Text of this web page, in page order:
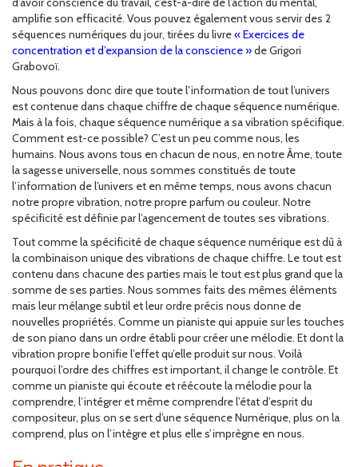
amplifie son efficacité. Vous pouvez également vous servir des 2
séquences numériques du jour, tirées du livre« Exercices de
concentration et d’expansion de la conscience »de Grigori
Grabovoï.
Nous pouvons donc dire que toute l’information de tout l’univers
est contenue dans chaque chiffre de chaque séquence numérique.
Mais à la fois, chaque séquence numérique a sa vibration spécifique.
Comment est-ce possible? C’est un peu comme nous, les
humains. Nous avons tous en chacun de nous, en notre Âme, toute
la sagesse universelle, nous sommes constitués de toute
l’information de l’univers et en même temps, nous avons chacun
notre propre vibration, notre propre parfum ou couleur. Notre
spécificité est définie par l’agencement de toutes ses vibrations.
Tout comme la spécificité de chaque séquence numérique est dû à
la combinaison unique des vibrations de chaque chiffre. Le tout est
contenu dans chacune des parties mais le tout est plus grand que la
somme de ses parties. Nous sommes faits des mêmes éléments
mais leur mélange subtil et leur ordre précis nous donne de
nouvelles propriétés. Comme un pianiste qui appuie sur les touches
de son piano dans un ordre établi pour créer une mélodie. Et dont la
vibration propre bonifie l’effet qu’elle produit sur nous. Voilà
pourquoi l’ordre des chiffres est important, il change le contrôle. Et
comme un pianiste qui écoute et réécoute la mélodie pour la
comprendre, l’intégrer et même comprendre l’état d’esprit du
compositeur, plus on se sert d’une séquence Numérique, plus on la
comprend, plus on l’intègre et plus elle s’imprègne en nous.